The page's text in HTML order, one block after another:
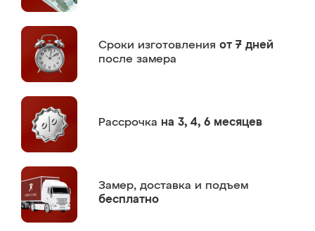
Сроки изготовления от 7 дней
после замера
Рассрочка на 3, 4, 6 месяцев
Замер, доставка и подъем
бесплатно